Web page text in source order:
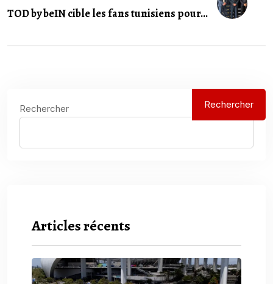
TOD by beIN cible les fans tunisiens pour...
Rechercher Rechercher
Articles récents